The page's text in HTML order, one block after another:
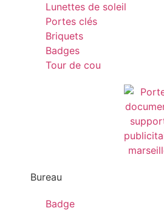
Lunettes de soleil
Portes clés
Briquets
Badges
Tour de cou
Bureau
Badge